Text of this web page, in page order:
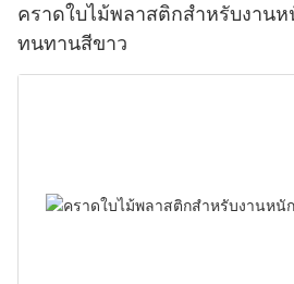
คราดใบไม้พลาสติกสำหรับงาน
ทนทานสีขาว